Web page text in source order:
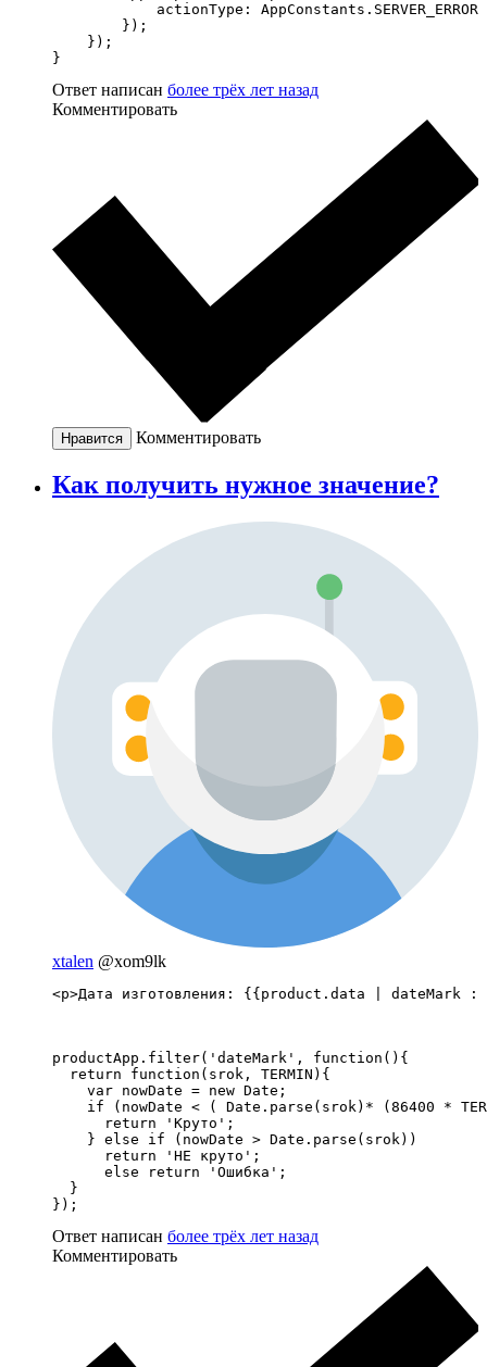
            actionType: AppConstants.SERVER_ERROR
        });
    });
}
Ответ написан более трёх лет назад
Комментировать
Нравится Комментировать
Как получить нужное значение?
xtalen @xom9lk
<p>Дата изготовления: {{product.data | dateMark
productApp.filter('dateMark', function(){
  return function(srok, TERMIN){
    var nowDate = new Date;
if (nowDate < ( Date.parse(srok)* (86400 *
      return 'Круто';
    } else if (nowDate > Date.parse(srok))
      return 'НЕ круто';
      else return 'Ошибка';
  }
});
Ответ написан более трёх лет назад
Комментировать